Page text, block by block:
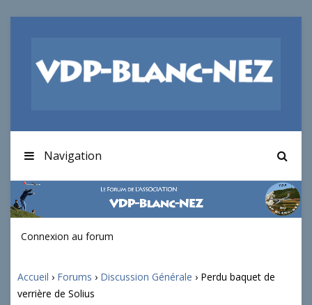
Navigation
Connexion au forum
Accueil › Forums › Discussion Générale › Perdu baquet de
verrière de Solius